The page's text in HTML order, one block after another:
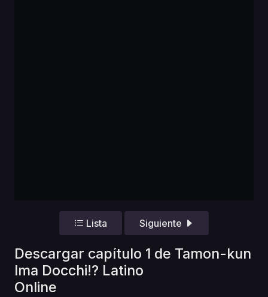
Lista Siguiente
Descargar capítulo 1 de Tamon-kun
Ima Docchi!? Latino
Online